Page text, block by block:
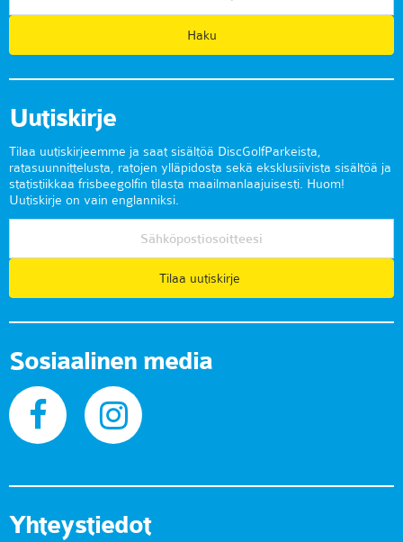
Uutiskirje
Tilaa uutiskirjeemme ja saat sisältöä DiscGolfParkeista,
ratasuunnittelusta, ratojen ylläpidosta sekä eksklusiivista sisältöä ja
statistiikkaa frisbeegolfin tilasta maailmanlaajuisesti. Huom!
Uutiskirje on vain englanniksi.
Tilaa uutiskirje
Sosiaalinen media
Yhteystiedot